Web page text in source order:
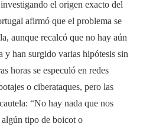
el origen exacto del
afirmó que el problema se
aunque recalcó que no hay aún
y han surgido varias hipótesis sin
horas se especuló en redes
o ciberataques, pero las
“No hay nada que nos
tipo de boicot o